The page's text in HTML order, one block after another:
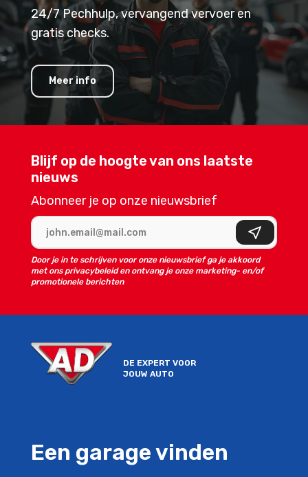
DE EXPERT VOOR
JOUW AUTO
Een garage vinden
Blijf op de hoogte van ons laatste
nieuws
Abonneer je op onze nieuwsbrief
Aanmelden
Door je in te schrijven voor onze nieuwsbrief ga je akkoord
met ons privacybeleid en ontvang je onze marketing- en/of
promotionele berichten
24/7 Pechhulp, vervangend vervoer en
gratis checks.
Meer info